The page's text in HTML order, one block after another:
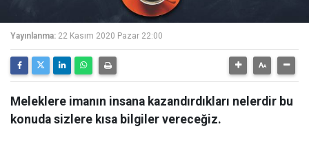
Yayınlanma: 22 Kasım 2020 Pazar 22:00
Meleklere imanın insana kazandırdıkları nelerdir bu
konuda sizlere kısa bilgiler vereceğiz.